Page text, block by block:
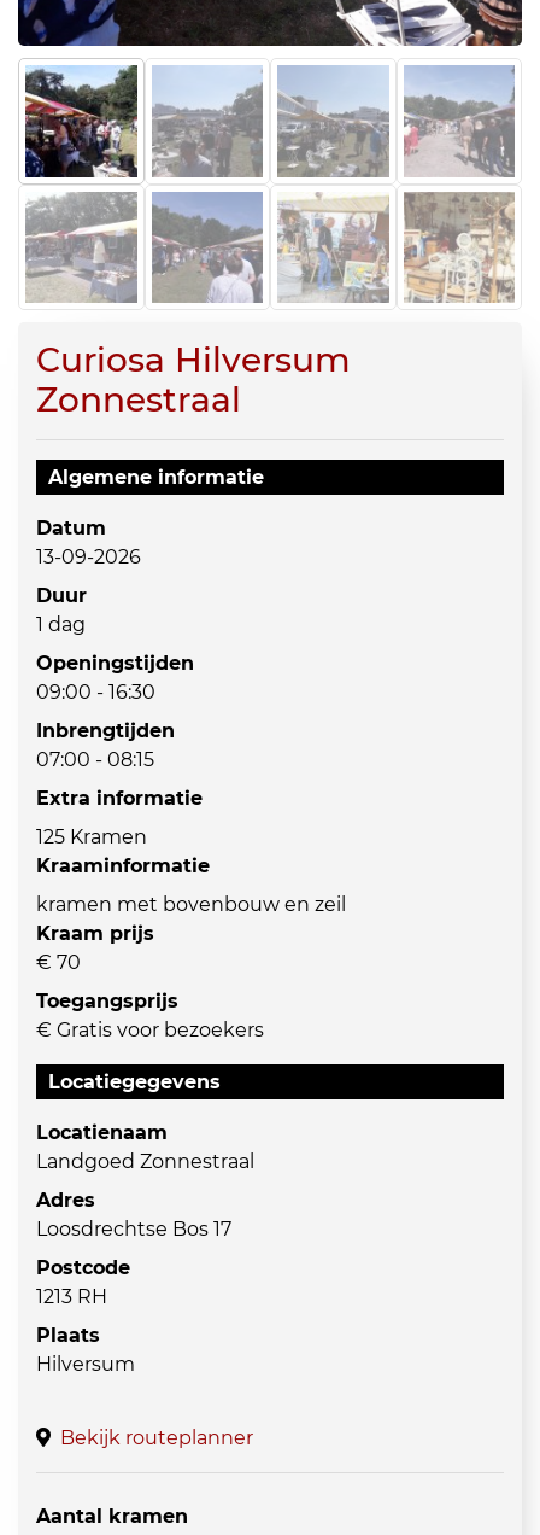
Curiosa Hilversum
Zonnestraal
Algemene informatie
Datum
13-09-2026
Duur
1 dag
Openingstijden
09:00 - 16:30
Inbrengtijden
07:00 - 08:15
Extra informatie
125 Kramen
Kraaminformatie
kramen met bovenbouw en zeil
Kraam prijs
€ 70
Toegangsprijs
€ Gratis voor bezoekers
Locatiegegevens
Locatienaam
Landgoed Zonnestraal
Adres
Loosdrechtse Bos 17
Postcode
1213 RH
Plaats
Hilversum
Bekijk routeplanner
Aantal kramen